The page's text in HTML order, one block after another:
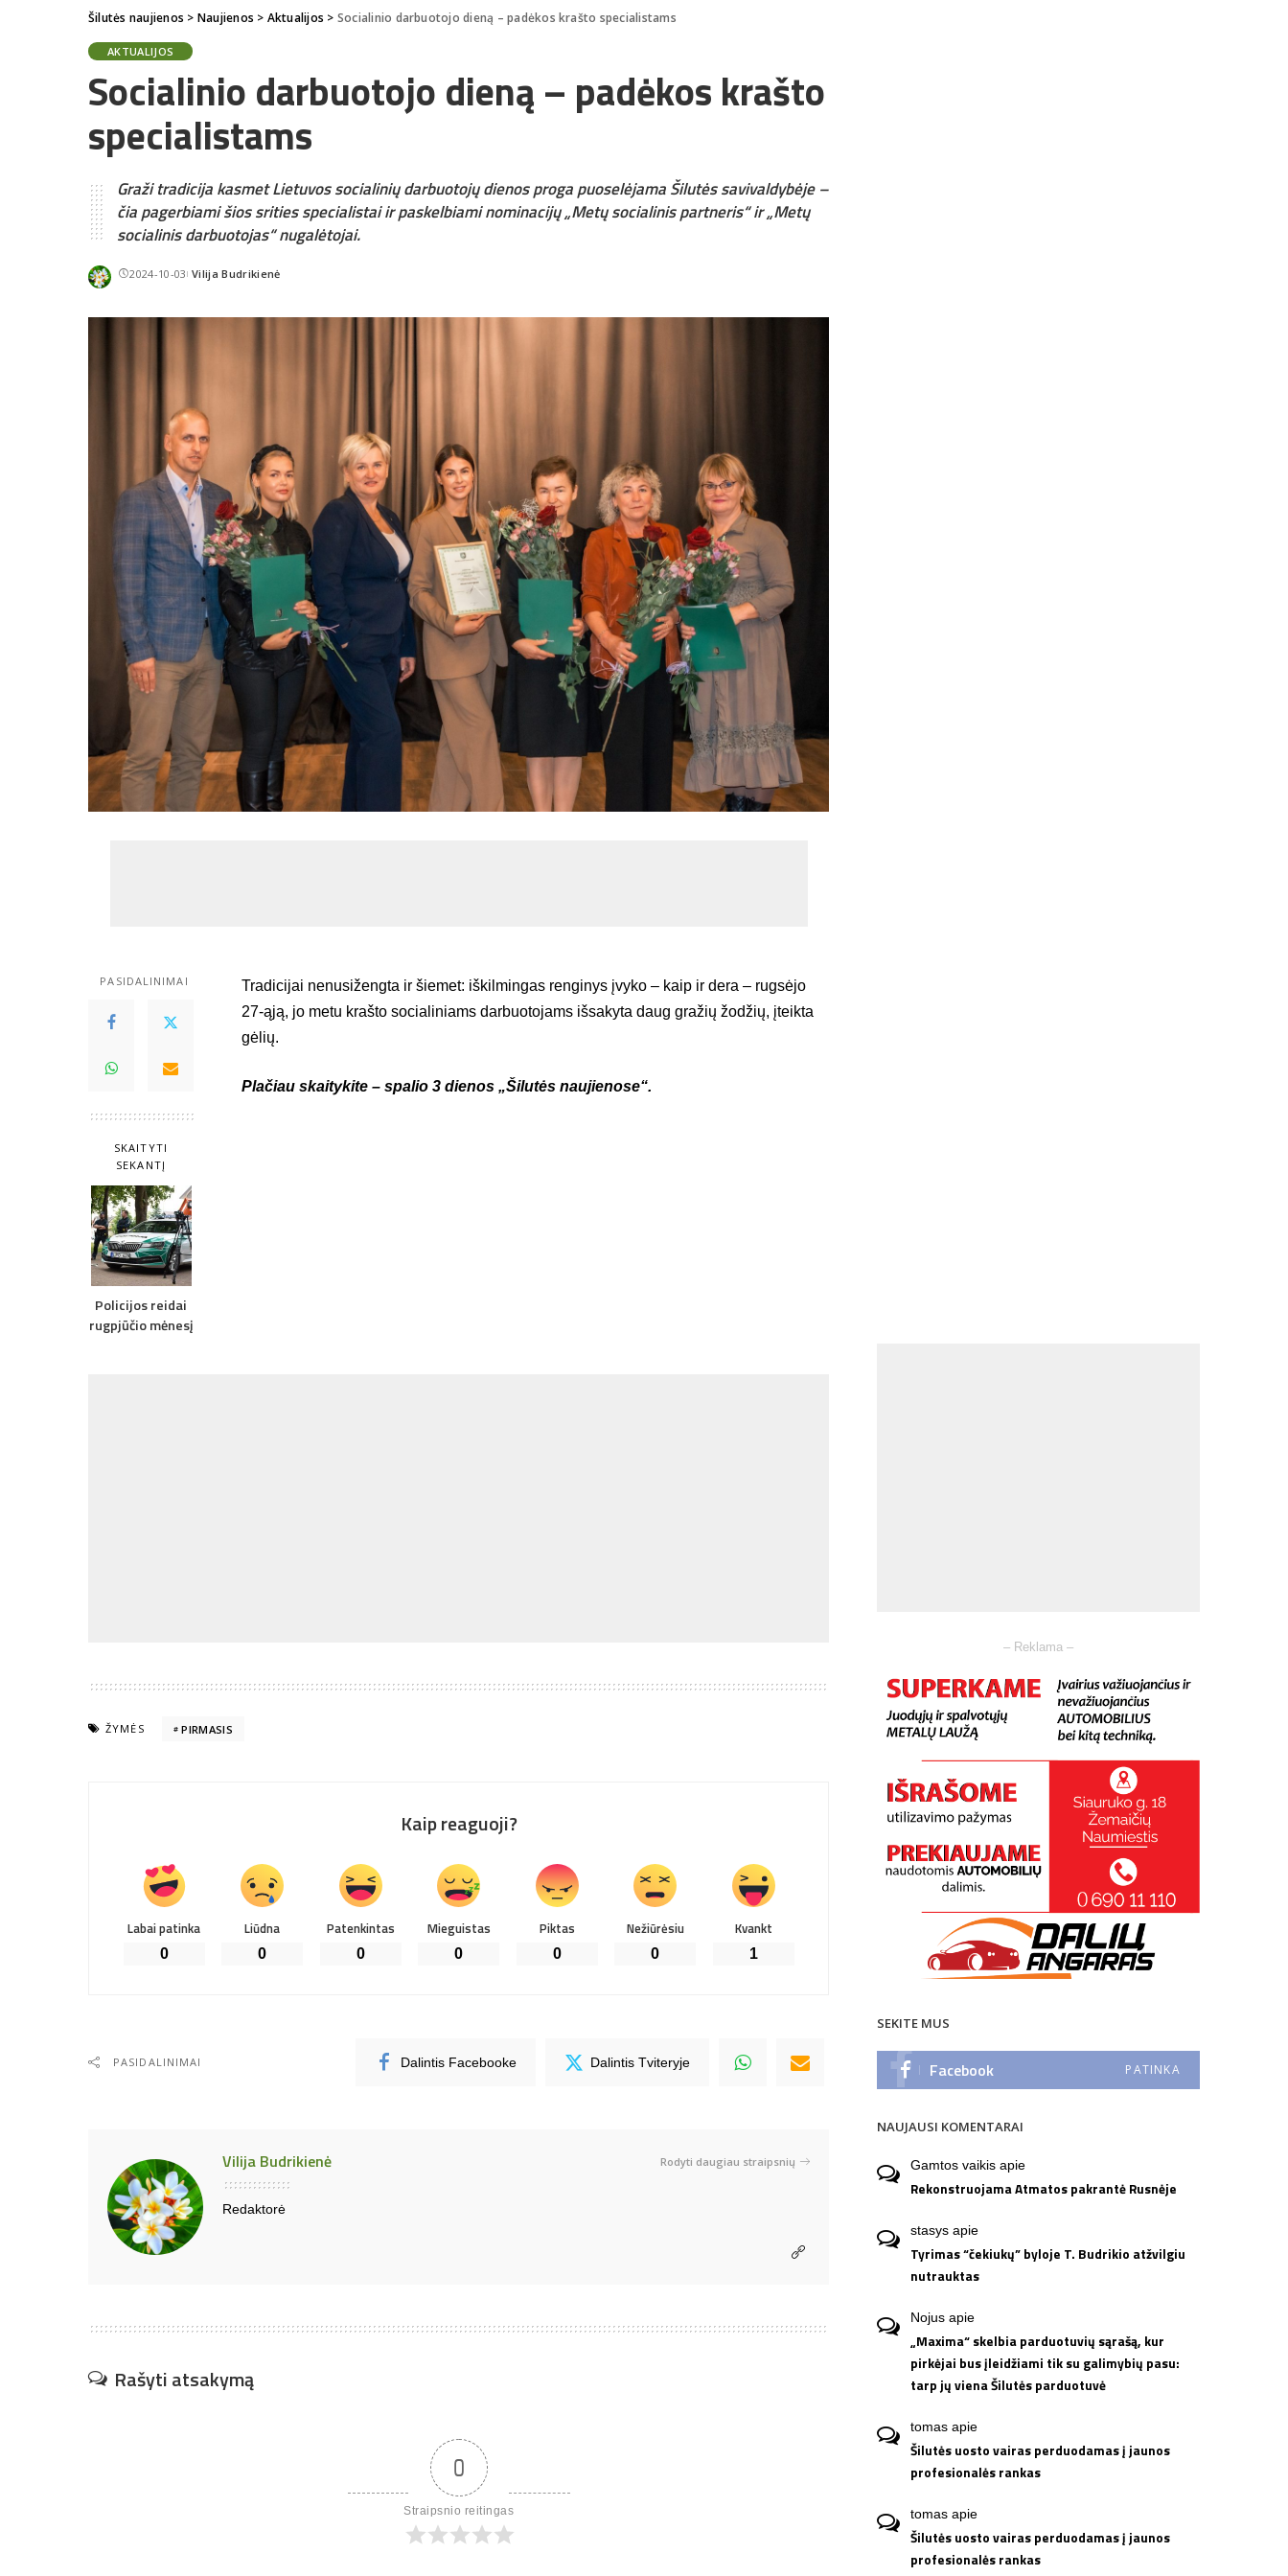
Šilutės naujienos > Naujienos > Aktualijos > Socialinio darbuotojo dieną – padėkos krašto specialistams
AKTUALIJOS
Socialinio darbuotojo dieną – padėkos krašto
specialistams
Graži tradicija kasmet Lietuvos socialinių darbuotojų dienos proga puoselėjama Šilutės savivaldybėje –
čia pagerbiami šios srities specialistai ir paskelbiami nominacijų „Metų socialinis partneris“ ir „Metų
socialinis darbuotojas“ nugalėtojai.
2024-10-03Posted
Vilija Budrikienė
PASIDALINIMAI
SKAITYTI
SEKANTĮ
Policijos reidai
rugpjūčio mėnesį
Tradicijai nenusižengta ir šiemet: iškilmingas renginys įvyko – kaip ir dera – rugsėjo
27-ąją, jo metu krašto socialiniams darbuotojams išsakyta daug gražių žodžių, įteikta
gėlių.
Plačiau skaitykite – spalio 3 dienos „Šilutės naujienose“.
ŽYMĖS PIRMASIS
Kaip reaguoji?
Labai patinka
0
Liūdna
0
Patenkintas
0
Mieguistas
0
Piktas
0
Nežiūrėsiu
0
Kvankt
1
PASIDALINIMAI Dalintis Facebooke Dalintis Tviteryje
Vilija Budrikienė Rodyti daugiau straipsnių
Redaktorė
Rašyti atsakymą
0
Straipsnio reitingas
– Reklama –
SEKITE MUS
Facebook PATINKA
NAUJAUSI KOMENTARAI
Gamtos vaikis apie
Rekonstruojama Atmatos pakrantė Rusnėje
stasys apie
Tyrimas “čekiukų” byloje T. Budrikio atžvilgiu
nutrauktas
Nojus apie
„Maxima“ skelbia parduotuvių sąrašą, kur
pirkėjai bus įleidžiami tik su galimybių pasu:
tarp jų viena Šilutės parduotuvė
tomas apie
Šilutės uosto vairas perduodamas į jaunos
profesionalės rankas
tomas apie
Šilutės uosto vairas perduodamas į jaunos
profesionalės rankas